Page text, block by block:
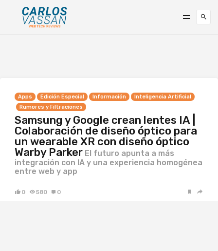
Apps Edición Especial Información
Inteligencia Artificial
Rumores y Filtraciones
Samsung y Google crean lentes IA |
Colaboración de diseño óptico para
un wearable XR con diseño óptico
Warby Parker El futuro apunta a más
integración con IA y una experiencia homogénea
entre web y app
0 580 0